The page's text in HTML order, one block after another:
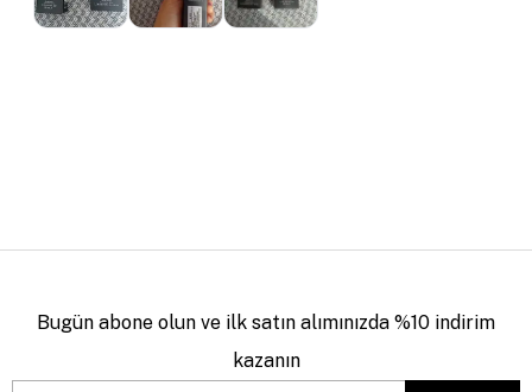
Bugün abone olun ve ilk satın alımınızda %10 indirim
kazanın